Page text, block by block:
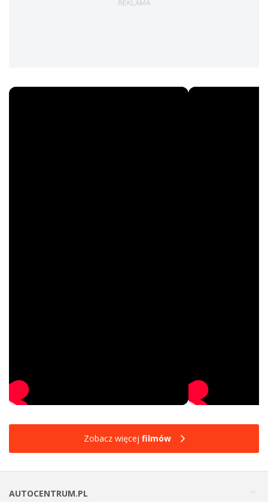
Zobacz więcej filmów
AUTOCENTRUM.PL